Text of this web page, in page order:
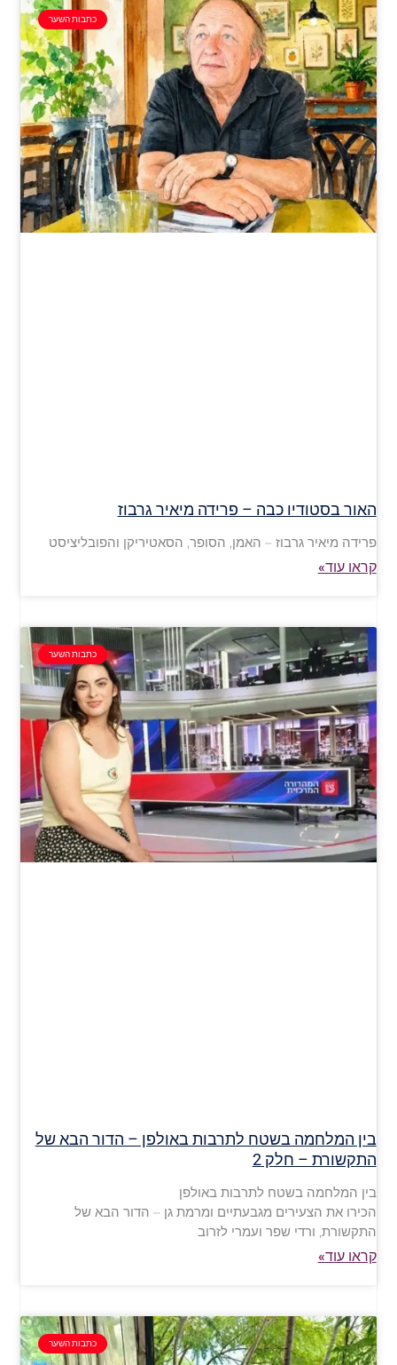
כתבות השער
האור בסטודיו כבה – פרידה מיאיר גרבוז
פרידה מיאיר גרבוז – האמן, הסופר, הסאטיריקן והפובליציסט
קראו עוד»
כתבות השער
בין המלחמה בשטח לתרבות באולפן – הדור הבא של
התקשורת – חלק 2
בין המלחמה בשטח לתרבות באולפן
הכירו את הצעירים מגבעתיים ומרמת גן – הדור הבא של
התקשורת, ורדי שפר ועמרי לזרוב
קראו עוד»
כתבות השער